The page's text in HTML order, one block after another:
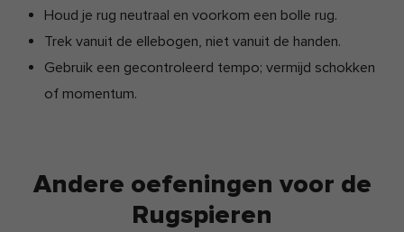
Houd je rug neutraal en voorkom een bolle rug.
Trek vanuit de ellebogen, niet vanuit de handen.
Gebruik een gecontroleerd tempo; vermijd schokken
of momentum.
Andere oefeningen voor de
Rugspieren